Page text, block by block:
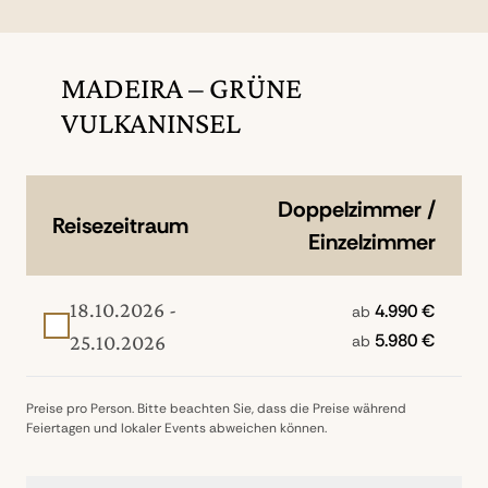
mit kristallklarem Meerwasser füllen. Ein
vollendeter Form zeigen. (F/M)
MADEIRA – GRÜNE
VULKANINSEL
Reisezeitraum
Doppelzimmer /
Einzelzimmer
18.10.2026 -
25.10.2026
ab 4.990 €
ab 5.980 €
Preise pro Person. Bitte beachten Sie, dass die Preise während
Feiertagen und lokaler Events abweichen können.